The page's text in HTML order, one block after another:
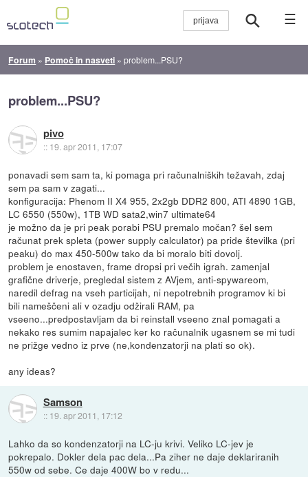
☰
Forum » Pomoč in nasveti »problem...PSU?
problem...PSU?
pivo
:: 19. apr 2011, 17:07
ponavadi sem sam ta, ki pomaga pri računalniških težavah, zdaj
sem pa sam v zagati...
konfiguracija: Phenom II X4 955, 2x2gb DDR2 800, ATI 4890 1GB,
LC 6550 (550w), 1TB WD sata2,win7 ultimate64
je možno da je pri peak porabi PSU premalo močan? šel sem
računat prek spleta (power supply calculator) pa pride številka (pri
peaku) do max 450-500w tako da bi moralo biti dovolj.
problem je enostaven, frame dropsi pri večih igrah. zamenjal
grafične driverje, pregledal sistem z AVjem, anti-spywareom,
naredil defrag na vseh particijah, ni nepotrebnih programov ki bi
bili nameščeni ali v ozadju odžirali RAM, pa
vseeno...predpostavljam da bi reinstall vseeno znal pomagati a
nekako res sumim napajalec ker ko računalnik ugasnem se mi tudi
ne prižge vedno iz prve (ne,kondenzatorji na plati so ok).
any ideas?
Samson
:: 19. apr 2011, 17:12
Lahko da so kondenzatorji na LC-ju krivi. Veliko LC-jev je
pokrepalo. Dokler dela pac dela...Pa ziher ne daje deklariranih
550w od sebe. Ce daje 400W bo v redu...